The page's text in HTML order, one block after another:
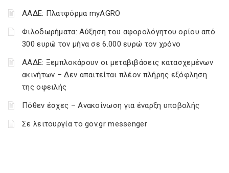
ΑΑΔΕ: Πλατφόρμα myAGRO
Φιλοδωρήματα: Αύξηση του αφορολόγητου ορίου από
300 ευρώ τον μήνα σε 6.000 ευρώ τον χρόνο
ΑΑΔΕ: Ξεμπλοκάρουν οι μεταβιβάσεις κατασχεμένων
ακινήτων – Δεν απαιτείται πλέον πλήρης εξόφληση
της οφειλής
Πόθεν έσχες – Ανακοίνωση για έναρξη υποβολής
Σε λειτουργία το gov.gr messenger